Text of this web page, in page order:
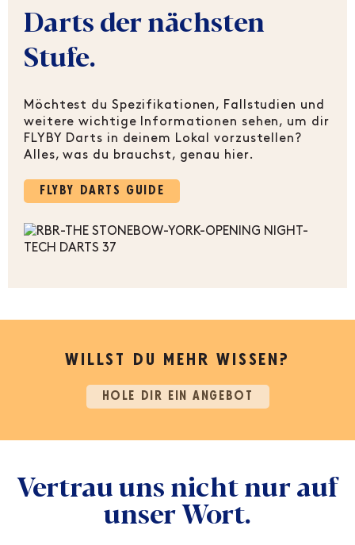
Darts der nächsten
Stufe.
Möchtest du Spezifikationen, Fallstudien und
weitere wichtige Informationen sehen, um dir
FLYBY Darts in deinem Lokal vorzustellen?
Alles, was du brauchst, genau hier.
FLYBY DARTS GUIDE
WILLST DU MEHR WISSEN?
HOLE DIR EIN ANGEBOT
Vertrau uns nicht nur auf
unser Wort.